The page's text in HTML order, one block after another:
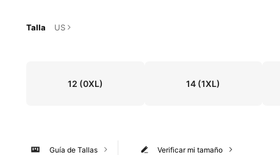
Talla US
12 (0XL) 14 (1XL)
Verificar mi tamaño
Guía de Tallas